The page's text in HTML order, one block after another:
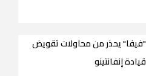
"فيفا" يحذر من محاولات تقويض
قيادة إنفانتينو